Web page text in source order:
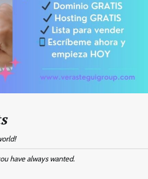
have always wanted.